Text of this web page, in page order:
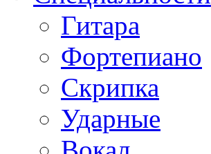
Гитара
Фортепиано
Скрипка
Ударные